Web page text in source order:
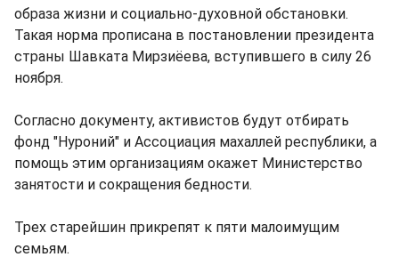
образа жизни и социально-духовной обстановки.
Такая норма прописана в постановлении президента
страны Шавката Мирзиёева, вступившего в силу 26
ноября.
Согласно документу, активистов будут отбирать
фонд "Нуроний" и Ассоциация махаллей республики, а
помощь этим организациям окажет Министерство
занятости и сокращения бедности.
Трех старейшин прикрепят к пяти малоимущим
семьям.